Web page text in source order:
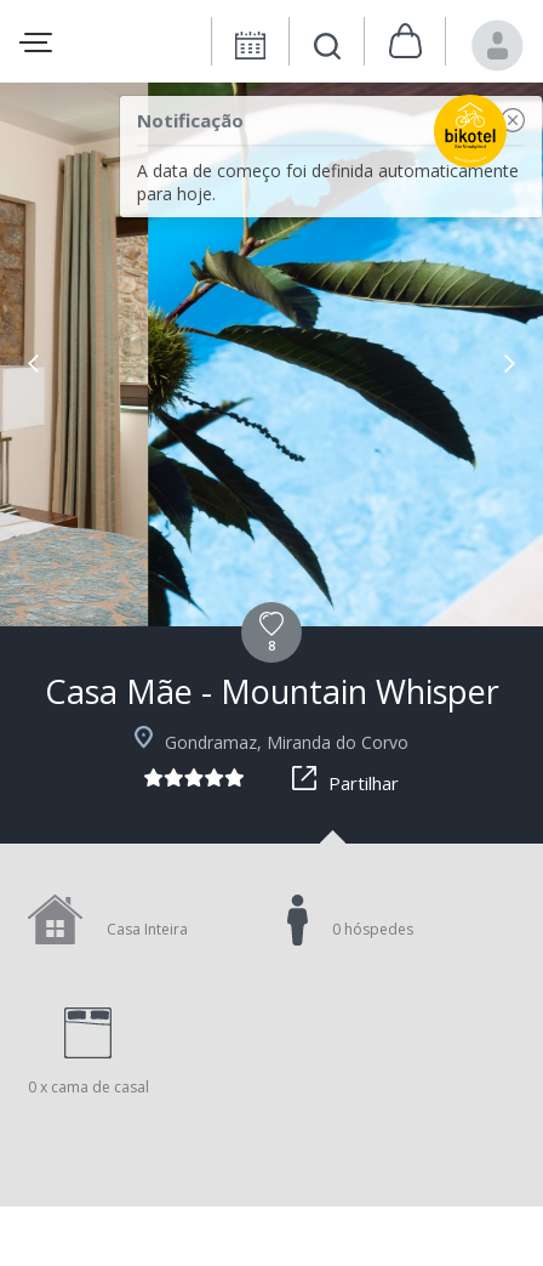
Notificação
A data de começo foi definida automaticamente
para hoje.
8
Casa Mãe - Mountain Whisper
Gondramaz, Miranda do Corvo
Partilhar
Casa Inteira
0 x cama de casal
0 hóspedes